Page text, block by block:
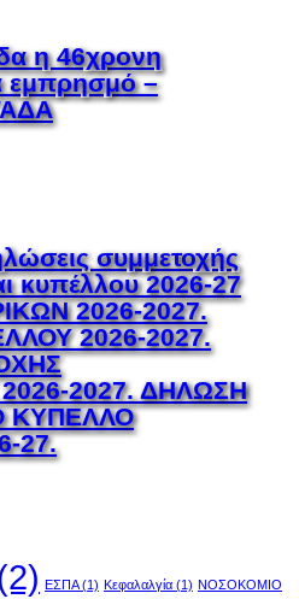
η 46χρονη
εμπρησμό –
συμμετοχής
κυπέλλου 2026-27
2026-2027.
2026-2027.
2027. ΔΗΛΩΣΗ
ΚΥΠΕΛΛΟ
27.
ΕΣΠΑ(1) Κεφαλαλγία (1) ΝΟΣΟΚΟΜΙΟ